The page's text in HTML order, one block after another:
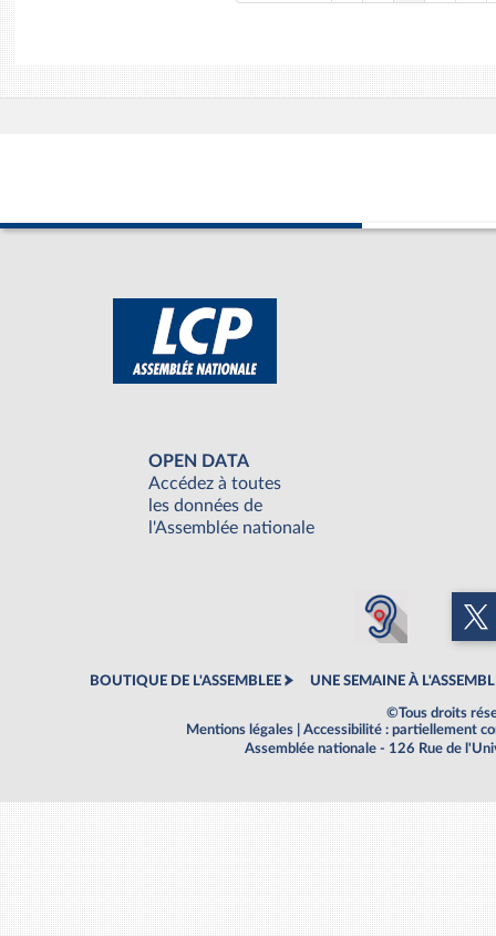
OPEN DATA
Accédez à toutes
les données de
l'Assemblée nationale
BOUTIQUE DE L'ASSEMBLEE UNE SEMAINE À
©Tous droits
Mentions légales
Accessibilité : partiellement
Assemblée nationale - 126 Rue de